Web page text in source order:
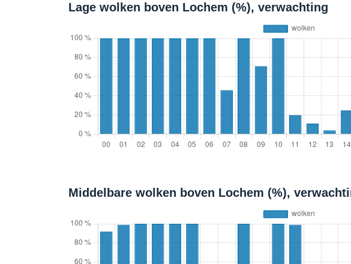
Lage wolken boven Lochem (%), verwachting
Middelbare wolken boven Lochem (%),